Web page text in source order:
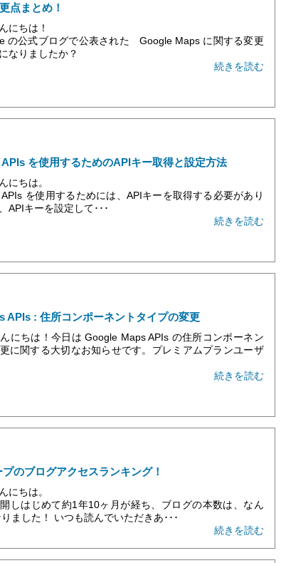
点まとめ！
にちは！
の公式ブログで公表された Google Maps に関する変更
なりましたか？
続きを読む
を使用するためのAPIキー取得と設定方法
にちは。
を使用するためには、APIキーを取得する必要があり
APIキーを設定して･･･
続きを読む
APIs : 住所コンポーネントタイプの変更
にちは！今日は Google Maps APIs の住所コンポーネン
に関する大切なお知らせです。プレミアムプランユーザ
続きを読む
のブログアクセスランキング！
にちは。
しはじめて約1年10ヶ月が経ち、ブログの本数は、なん
ました！ いつも読んでいただきあ･･･
続きを読む